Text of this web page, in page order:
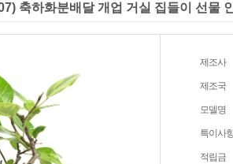
축하화분배달 개업 거실 집들이 선물
제조사
제조국
모델명
특이사
적립금